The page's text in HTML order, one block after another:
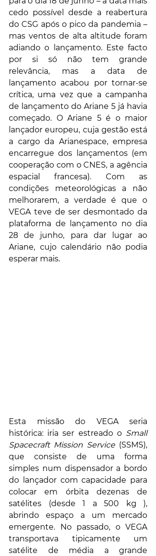
cedo possível desde a reabertura
do CSG após o pico da pandemia –
mas ventos de alta altitude foram
adiando o lançamento. Este facto
por si só não tem grande
relevância, mas a data de
lançamento acabou por tornar-se
crítica, uma vez que a campanha
de lançamento do Ariane 5 já havia
começado. O Ariane 5 é o maior
lançador europeu, cuja gestão está
a cargo da Arianespace, empresa
encarregue dos lançamentos (em
cooperação com o CNES, a agência
espacial francesa). Com as
condições meteorológicas a não
melhorarem, a verdade é que o
VEGA teve de ser desmontado da
plataforma de lançamento no dia
28 de junho, para dar lugar ao
Ariane, cujo calendário não podia
esperar mais.
Esta missão do VEGA seria
histórica: iria ser estreado o Small
Spacecraft Mission Service (SSMS),
que consiste de uma forma
simples num dispensador a bordo
do lançador com capacidade para
colocar em órbita dezenas de
satélites (desde 1 a 500 kg ),
abrindo espaço a um mercado
emergente. No passado, o VEGA
transportava tipicamente um
satélite de média a grande